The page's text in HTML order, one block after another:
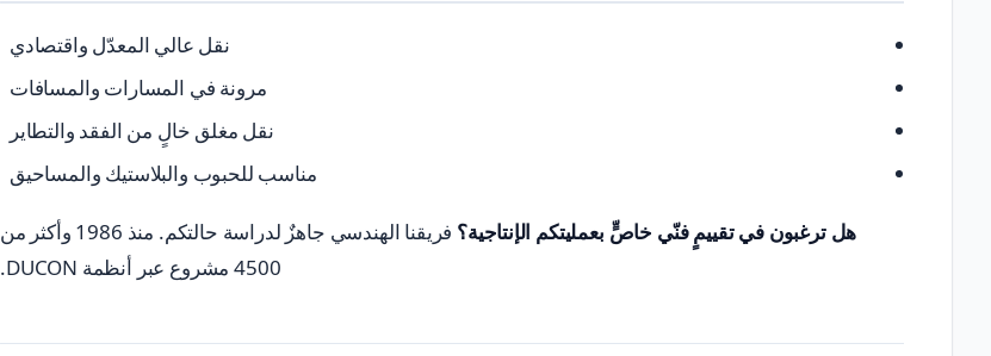
نقل عالي المعدّل واقتصادي
مرونة في المسارات والمسافات
نقل مغلق خالٍ من الفقد والتطاير
مناسب للحبوب والبلاستيك والمساحيق
هل ترغبون في تقييمٍ فنّي خاصٍّ بعمليتكم الإنتاجية؟
فريقنا الهندسي جاهزٌ لدراسة حالتكم. منذ 1986 وأكثر من
4500 مشروع عبر أنظمة DUCON.